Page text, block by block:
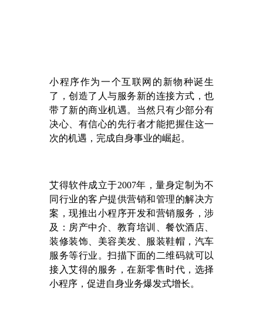
小程序作为一个互联网的新物种诞生
了，创造了人与服务新的连接方式，也
带了新的商业机遇。当然只有少部分有
决心、有信心的先行者才能把握住这一
次的机遇，完成自身事业的崛起。
艾得软件成立于2007年，量身定制为不
同行业的客户提供营销和管理的解决方
案，现推出小程序开发和营销服务，涉
及：房产中介、教育培训、餐饮酒店、
装修装饰、美容美发、服装鞋帽，汽车
服务等行业。扫描下面的二维码就可以
接入艾得的服务，在新零售时代，选择
小程序，促进自身业务爆发式增长。